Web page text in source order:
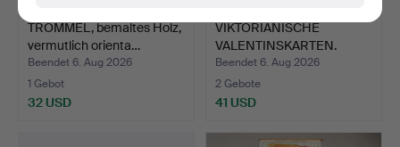
TROMMEL, bemaltes Holz,
vermutlich orienta…
Beendet 6. Aug 2026
1 Gebot
32 USD
VIKTORIANISCHE
VALENTINSKARTEN.
Beendet 6. Aug 2026
2 Gebote
41 USD